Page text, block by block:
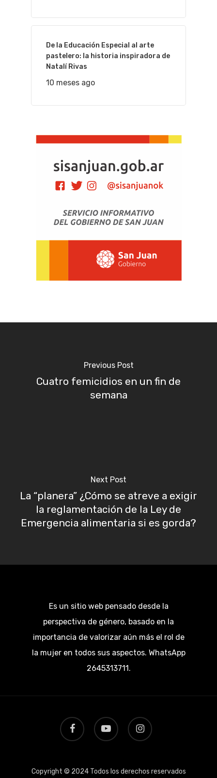
De la Educación Especial al arte
pastelero: la historia inspiradora de
Natalí Rivas
10 meses ago
Previous Post
Cuatro femicidios en un fin de
semana
Next Post
La “planera” ¿Cómo se atreve a exigir
la reglamentación de la Ley de
Emergencia alimentaria si es gorda?
Es un sitio web pensado desde la
perspectiva de género, basado en la
importancia de valorizar aún más el rol de
la mujer en todos sus aspectos. WhatsApp
2645313711.
facebook youtube instagram
Copyright © 2024 Todos los derechos reservados